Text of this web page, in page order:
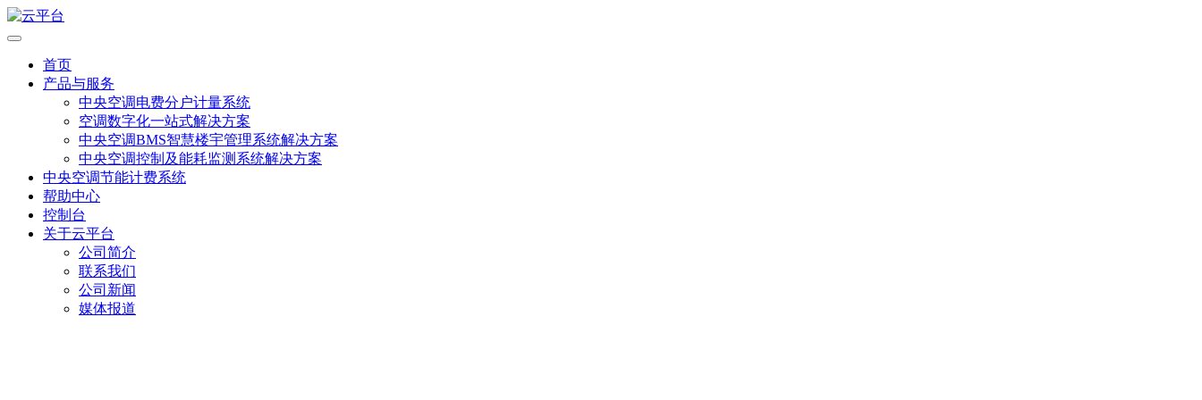
首页
产品与服务
中央空调电费分户计量系统
空调数字化一站式解决方案
中央空调BMS智慧楼宇管理系统解决方案
中央空调控制及能耗监测系统解决方案
中央空调节能计费系统
帮助中心
控制台
关于云平台
公司简介
联系我们
公司新闻
媒体报道